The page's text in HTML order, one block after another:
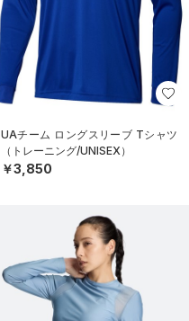
UAチーム ロングスリーブ Tシャツ
（トレーニング/UNISEX）
￥3,850